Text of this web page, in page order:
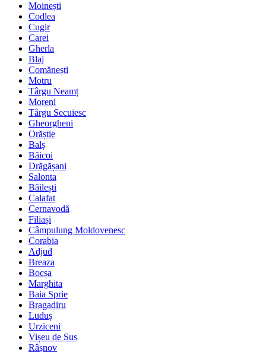
Moinești
Codlea
Cugir
Carei
Gherla
Blaj
Comănești
Motru
Târgu Neamț
Moreni
Târgu Secuiesc
Gheorgheni
Orăștie
Balș
Băicoi
Drăgășani
Salonta
Băilești
Calafat
Cernavodă
Filiași
Câmpulung Moldovenesc
Corabia
Adjud
Breaza
Bocșa
Marghita
Baia Sprie
Bragadiru
Luduș
Urziceni
Vișeu de Sus
Râșnov